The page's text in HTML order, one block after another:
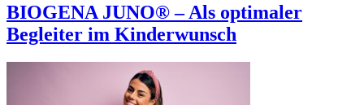
BIOGENA JUNO® – Als optimaler
Begleiter im Kinderwunsch